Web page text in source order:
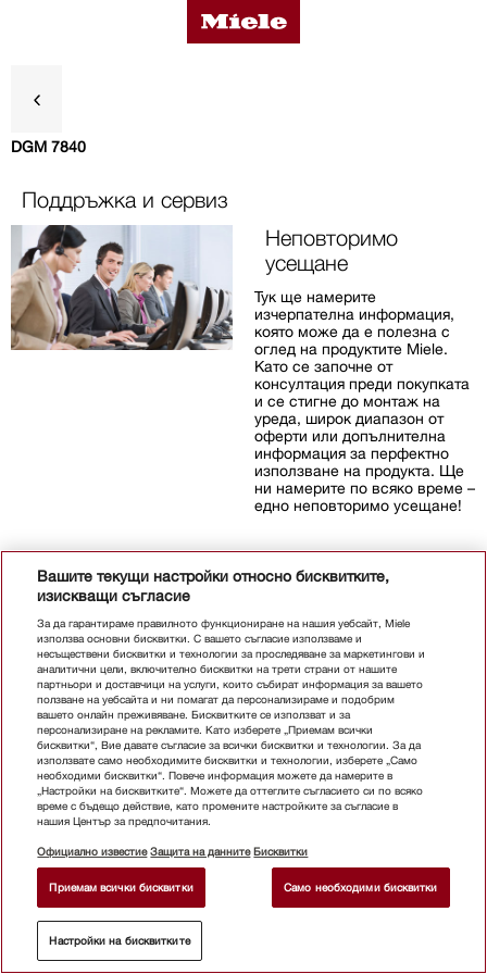
Данни за продукта
Аксесоари
4 498,00 EUR
8,797.32 лв.
DGM 7840
Поддръжка и сервиз
Неповторимо
усещане
Тук ще намерите
изчерпателна информация,
която може да е полезна с
оглед на продуктите Miele.
Като се започне от
консултация преди покупката
и се стигне до монтаж на
уреда, широк диапазон от
оферти или допълнителна
информация за перфектно
използване на продукта. Ще
ни намерите по всяко време –
едно неповторимо усещане!
Вашите текущи настройки относно бисквитките,
изискващи съгласие
За да гарантираме правилното функциониране на нашия уебсайт, Miele
използва основни бисквитки. С вашето съгласие използваме и
несъществени бисквитки и технологии за проследяване за маркетингови и
аналитични цели, включително бисквитки на трети страни от нашите
партньори и доставчици на услуги, които събират информация за вашето
ползване на уебсайта и ни помагат да персонализираме и подобрим
вашето онлайн преживяване. Бисквитките се използват и за
персонализиране на рекламите. Като изберете „Приемам всички
бисквитки“, Вие давате съгласие за всички бисквитки и технологии. За да
използвате само необходимите бисквитки и технологии, изберете „Само
необходими бисквитки“. Повече информация можете да намерите в
„Настройки на бисквитките“. Можете да оттеглите съгласието си по всяко
време с бъдещо действие, като промените настройките за съгласие в
нашия Център за предпочитания.
Официално известие Защита на данните Бисквитки
Приемам всички бисквитки Само необходими бисквитки
Настройки на бисквитките